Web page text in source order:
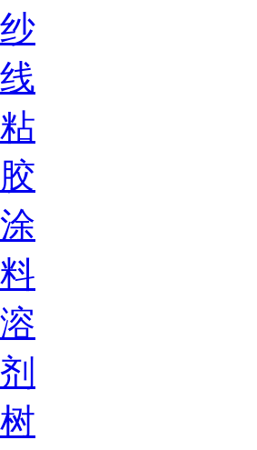
纱
线
粘
胶
涂
料
溶
剂
树